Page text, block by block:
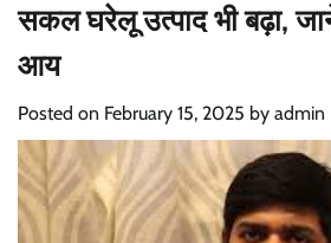
सकल घरेलू उत्पाद भी बढ़ा,
आय
Posted on February 15, 2025 by admin